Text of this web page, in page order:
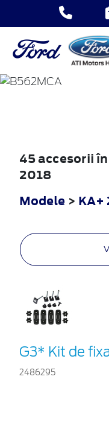
KA+
45 accesorii
2018
Modele > KA+
G3* Kit de
2486295